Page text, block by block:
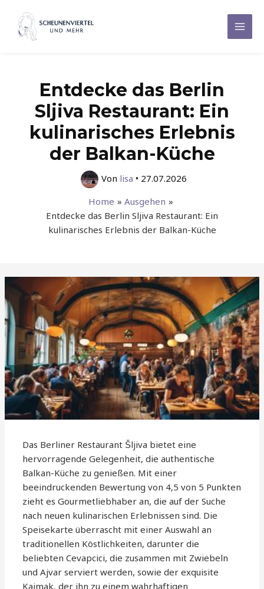
Inhalt
springen
Main
Entdecke das Berlin
Sljiva Restaurant: Ein
kulinarisches Erlebnis
der Balkan-Küche
Von lisa • 27.07.2026
Home
Ausgehen
Entdecke das Berlin Sljiva Restaurant: Ein
kulinarisches Erlebnis der Balkan-Küche
Das Berliner Restaurant Šljiva bietet eine
hervorragende Gelegenheit, die authentische
Balkan-Küche zu genießen. Mit einer
beeindruckenden Bewertung von 4,5 von 5 Punkten
zieht es Gourmetliebhaber an, die auf der Suche
nach neuen kulinarischen Erlebnissen sind. Die
Speisekarte überrascht mit einer Auswahl an
traditionellen Köstlichkeiten, darunter die
beliebten Cevapcici, die zusammen mit Zwiebeln
und Ajvar serviert werden, sowie der exquisite
Kajmak, der ihn zu einem wahrhaftigen